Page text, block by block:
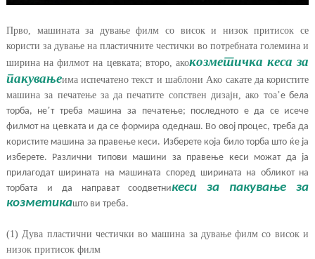
Прво, машината за дување филм со висок и низок притисок се
користи за дување на пластичните честички во потребната големина и
ширина на филмот на цевката; второ, акокозметичка кеса за
пакувањеима испечатено текст и шаблони Ако сакате да користите
машина за печатење за да печатите сопствен дизајн, ако тоа’е бела
торба, не’т треба машина за печатење; последното е да се исече
филмот на цевката и да се формира одеднаш. Во овој процес, треба да
користите машина за правење кеси. Изберете која било торба што ќе ја
изберете. Различни типови машини за правење кеси можат да ја
прилагодат ширината на машината според ширината на обликот на
торбата и да направат соодветникеси за пакување за
козметикашто ви треба.
(1) Дува пластични честички во машина за дување филм со висок и
низок притисок филм